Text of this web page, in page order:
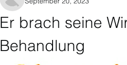
Er brach seine
Behandlung